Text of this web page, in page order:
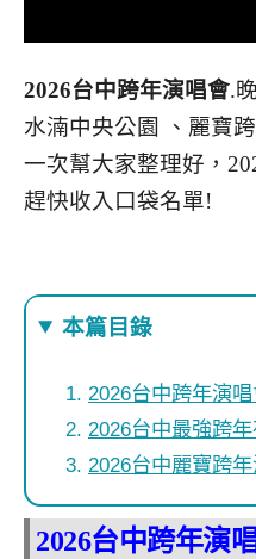
2026台中跨年演唱會.
水湳中央公園 、麗寶
一次幫大家整理好，
趕快收入口袋名單!
本篇目錄
2026台中跨年演
2026台中最強跨
2026台中麗寶跨
2026台中跨年演